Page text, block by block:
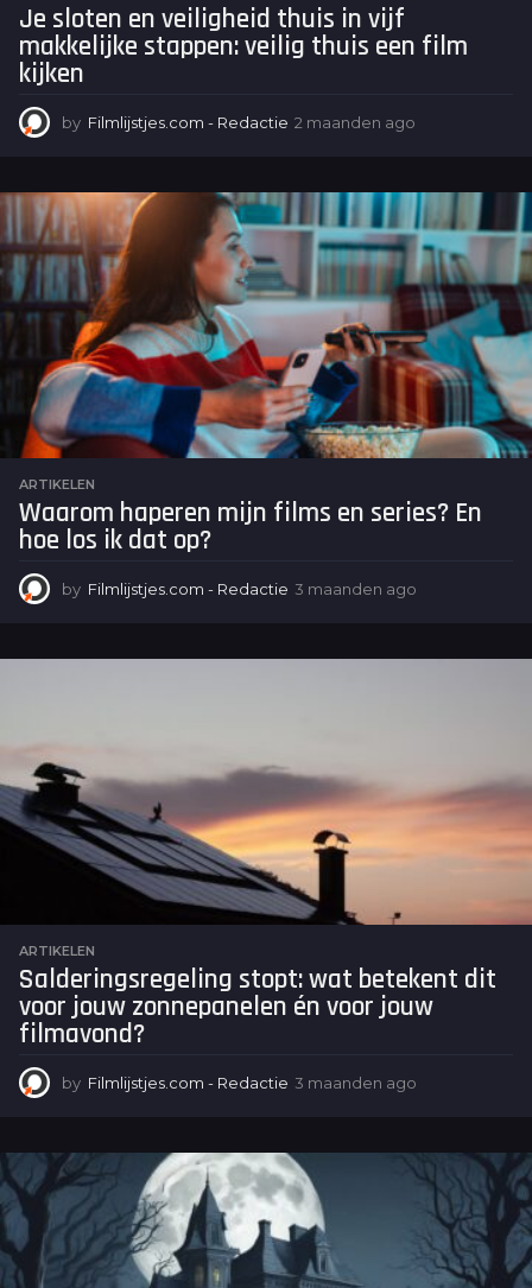
Je sloten en veiligheid thuis in vijf
makkelijke stappen: veilig thuis een film
kijken
by Filmlijstjes.com - Redactie 2 maanden ago
a
n
d
n
a
g
o
ARTIKELEN
Waarom haperen mijn films en series? En
hoe los ik dat op?
by Filmlijstjes.com - Redactie 3 maanden ago
a
g
ARTIKELEN
Salderingsregeling stopt: wat betekent dit
voor jouw zonnepanelen én voor jouw
filmavond?
by Filmlijstjes.com - Redactie 3 maanden ago
a
n
n
a